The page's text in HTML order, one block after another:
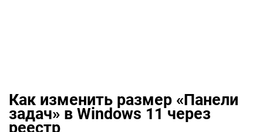
Как изменить размер «Панели
задач» в Windows 11 через
реестр